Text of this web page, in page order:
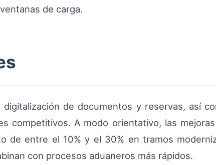
de carga.
de documentos y reservas, así
competitivos. A modo orientativo, las
de entre el 10% y el 30% en tramos
con procesos aduaneros más rápidos.